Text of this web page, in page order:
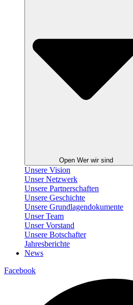
Open Wer wir sind
Unsere Vision
Unser Netzwerk
Unsere Partnerschaften
Unsere Geschichte
Unsere Grundlagendokumente
Unser Team
Unser Vorstand
Unsere Botschafter
Jahresberichte
News
Facebook